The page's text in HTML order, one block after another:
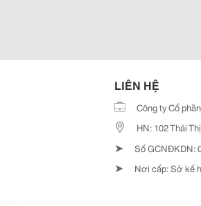
LIÊN HỆ
Công ty Cổ
HN: 102 Thái
➤ Số GCNĐKDN:
➤ Nơi cấp: Sở kế